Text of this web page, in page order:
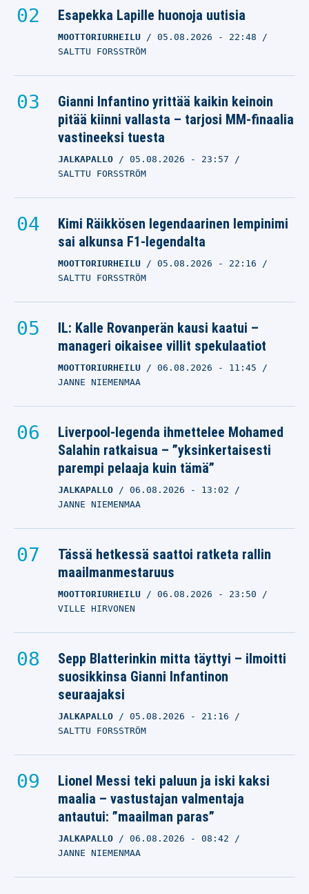
Esapekka Lapille huonoja uutisia
MOOTTORIURHEILU 05.08.2026 - 22:48
SALTTU FORSSTRÖM
Gianni Infantino yrittää kaikin keinoin
pitää kiinni vallasta – tarjosi MM-finaalia
vastineeksi tuesta
JALKAPALLO 05.08.2026 - 23:57
SALTTU FORSSTRÖM
Kimi Räikkösen legendaarinen lempinimi
sai alkunsa F1-legendalta
MOOTTORIURHEILU 05.08.2026 - 22:16
SALTTU FORSSTRÖM
IL: Kalle Rovanperän kausi kaatui –
manageri oikaisee villit spekulaatiot
MOOTTORIURHEILU 06.08.2026 - 11:45
JANNE NIEMENMAA
Liverpool-legenda ihmettelee Mohamed
Salahin ratkaisua – ”yksinkertaisesti
parempi pelaaja kuin tämä”
JALKAPALLO 06.08.2026 - 13:02
JANNE NIEMENMAA
Tässä hetkessä saattoi ratketa rallin
maailmanmestaruus
MOOTTORIURHEILU 06.08.2026 - 23:50
VILLE HIRVONEN
Sepp Blatterinkin mitta täyttyi – ilmoitti
suosikkinsa Gianni Infantinon
seuraajaksi
JALKAPALLO 05.08.2026 - 21:16
SALTTU FORSSTRÖM
Lionel Messi teki paluun ja iski kaksi
maalia – vastustajan valmentaja
antautui: ”maailman paras”
JALKAPALLO 06.08.2026 - 08:42
JANNE NIEMENMAA